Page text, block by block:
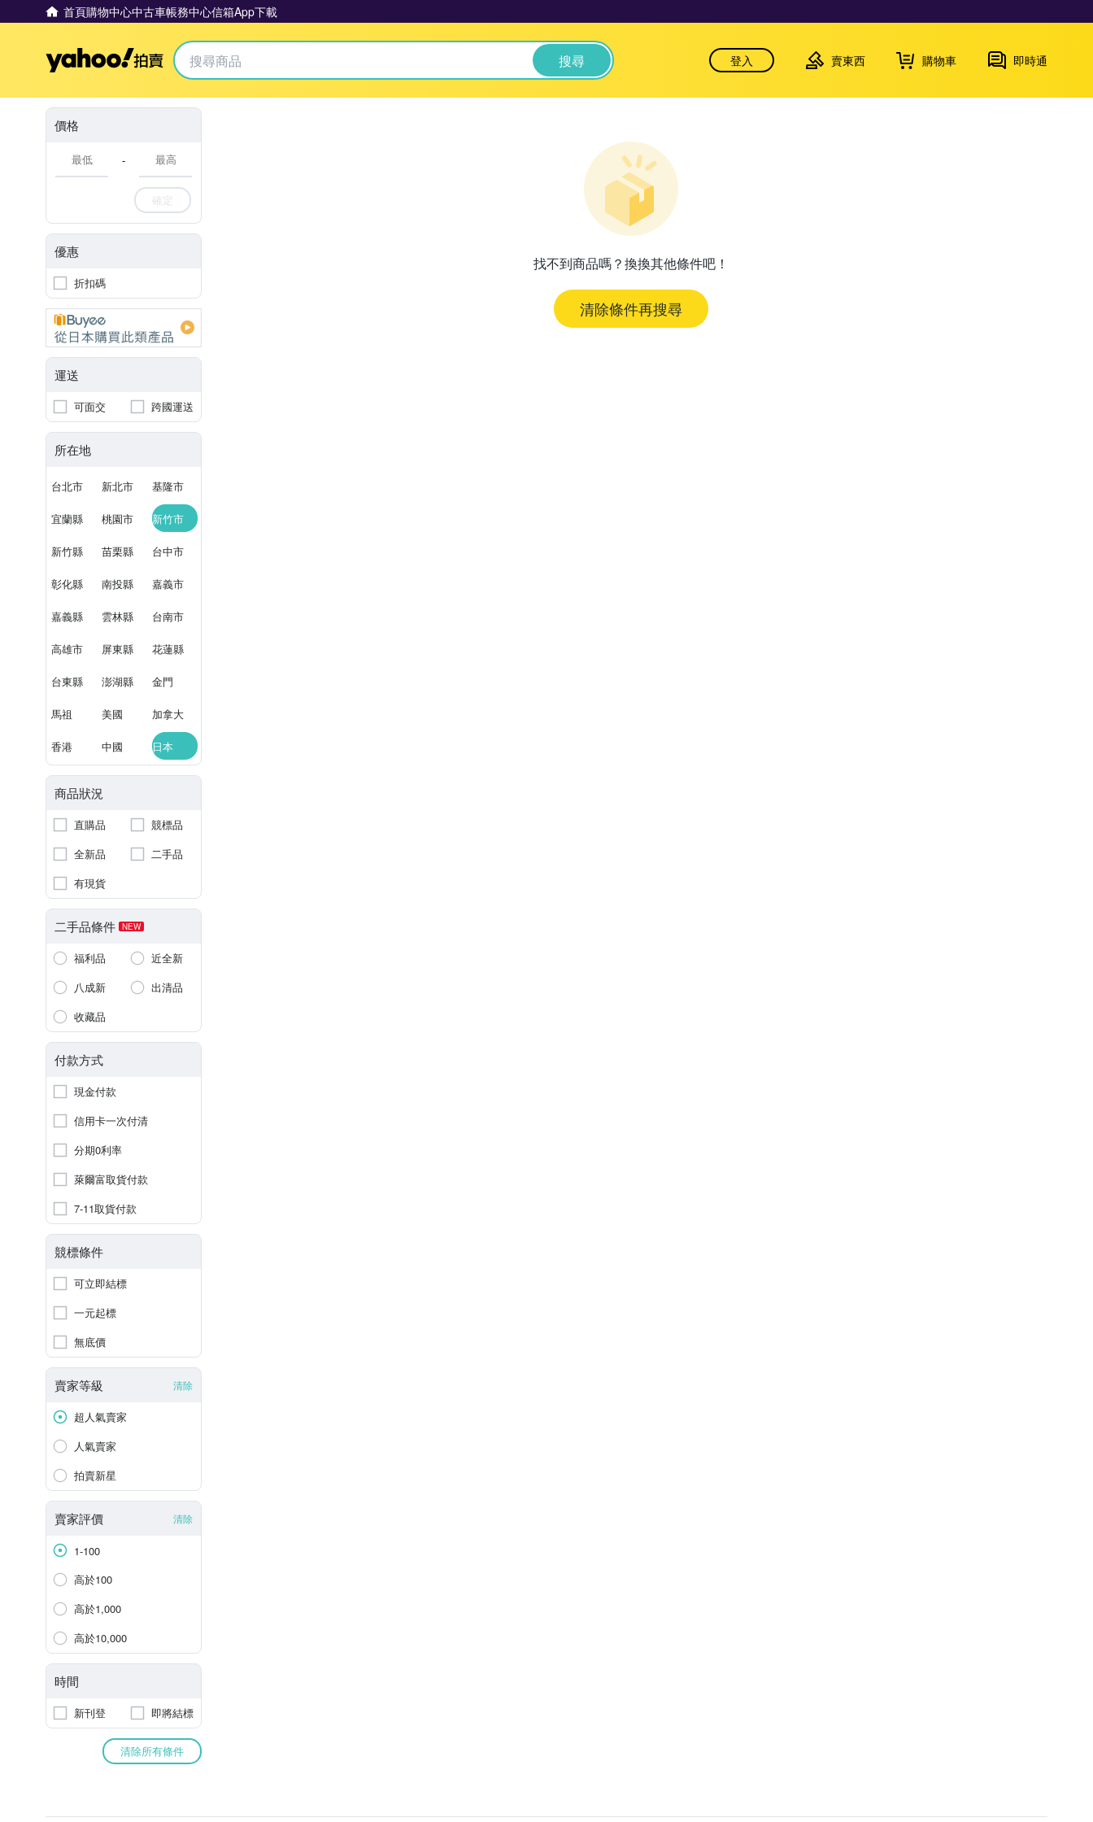
首頁購物中心中古車帳務中心信箱App下載
Yahoo拍賣 搜尋 登入 賣東西 購物車 即時通
價格
-
確定
優惠
折扣碼
運送
可面交 跨國運送
所在地
台北市 新北市 基隆市
宜蘭縣 桃園市 新竹市
新竹縣 苗栗縣 台中市
彰化縣 南投縣 嘉義市
嘉義縣 雲林縣 台南市
高雄市 屏東縣 花蓮縣
台東縣 澎湖縣 金門
馬祖 美國 加拿大
香港 中國 日本
商品狀況
直購品
競標品
全新品
二手品
有現貨
二手品條件 NEW
福利品
近全新
八成新
出清品
收藏品
付款方式
現金付款
信用卡一次付清
分期0利率
萊爾富取貨付款
7-11取貨付款
競標條件
可立即結標
一元起標
無底價
賣家等級 清除
超人氣賣家
人氣賣家
拍賣新星
賣家評價 清除
1-100
高於100
高於1,000
高於10,000
時間
新刊登 即將結標
清除所有條件
找不到商品嗎？換換其他條件吧！
清除條件再搜尋